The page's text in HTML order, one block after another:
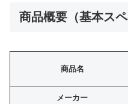
商品概要（基本スペ
商品名
メーカー